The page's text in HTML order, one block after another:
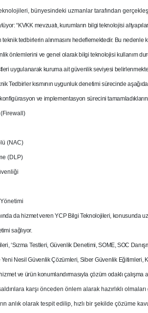
bünyesindeki uzmanlar tarafından
“KVKK mevzuatı, kurumların bilgi teknolojisi
tedbirlerin alınmasını hedeflemektedir. Bu
önlemlerini ve genel olarak bilgi teknolojisi kullanım
uygulanarak kuruma ait güvenlik seviyesi
Tedbirler kısmının uygunluk denetimi sürecinde
ve implementasyon sürecini
(Firewall)
(NAC)
(DLP)
da hizmet veren YCP Bilgi Teknolojileri, konusunda
sağlıyor.
‘Sızma Testleri, Güvenlik Denetimi, SOME, SOC
Nesil Güvenlik Çözümleri, Siber Güvenlik Eğitimleri,
ve ürün konumlandırmasıyla çözüm odaklı çalışma
karşı önceden önlem alarak hazırlıklı
anlık olarak tespit edilip, hızlı bir şekilde çözüme